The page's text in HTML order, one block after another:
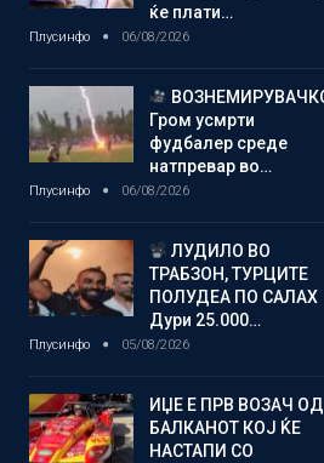
ќе плати…
Плусинфо 06/08/2026
Гром усмрти
фудбалер среде
натпревар во…
Плусинфо 06/08/2026
ЛУДИЛО ВО
ТРАБЗОН, ТУРЦИТЕ
ПОЛУДЕА ПО САЛАХ
Дури 25.000…
Плусинфо 05/08/2026
ИЏЕ Е ПРВ ВОЗАЧ ОД
БАЛКАНОТ КОЈ ЌЕ
НАСТАПИ СО